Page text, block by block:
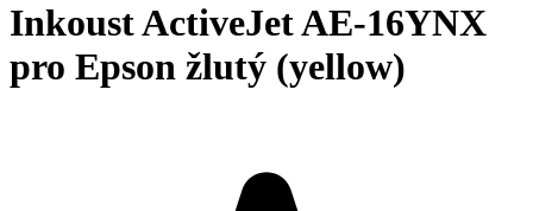
Inkoust ActiveJet AE-16YNX
pro Epson žlutý (yellow)